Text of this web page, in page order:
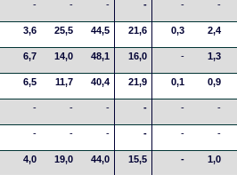
- - - - - -
3,6 25,5 44,5 21,6 0,3 2,4
6,7 14,0 48,1 16,0 - 1,3
6,5 11,7 40,4 21,9 0,1 0,9
- - - - - -
- - - - - -
4,0 19,0 44,0 15,5 - 1,0